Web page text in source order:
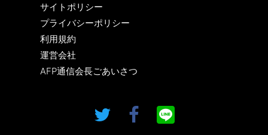
サイトポリシー
プライバシーポリシー
利用規約
運営会社
AFP通信会長ごあいさつ